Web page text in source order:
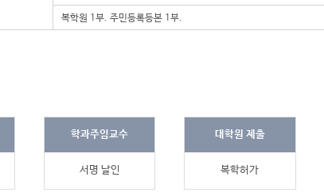
복학원 1부. 주민등록등본 1부.
학과주임교수
서명 날인
대학원 제출
복학허가